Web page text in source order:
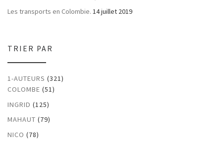
Les transports en Colombie. 14 juillet 2019
TRIER PAR
1-AUTEURS (321)
COLOMBE (51)
INGRID (125)
MAHAUT (79)
NICO (78)